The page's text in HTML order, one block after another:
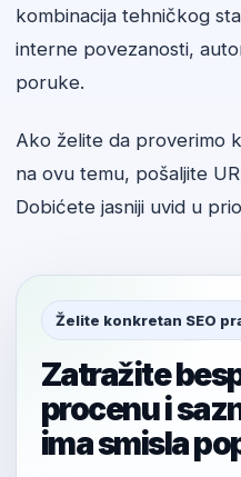
kombinacija tehničkog
interne povezanosti,
poruke.
Ako želite da proverimo
na ovu temu, pošaljite
Dobićete jasniji uvid u
Želite konkretan SEO
Zatražite
procenu i
ima smisla